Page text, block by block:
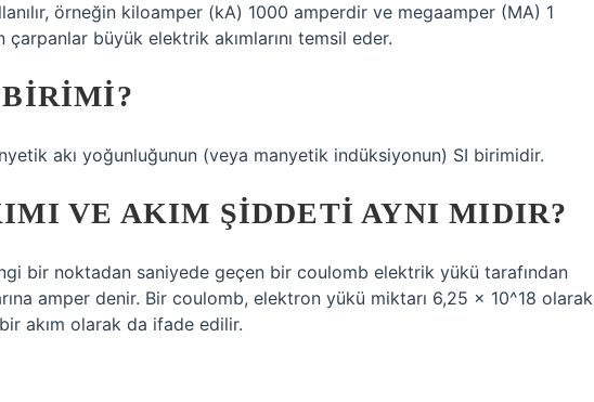
örneğin kiloamper (kA) 1000 amperdir ve megaamper (MA) 1
büyük elektrik akımlarını temsil eder.
akı yoğunluğunun (veya manyetik indüksiyonun) SI birimidir.
VE AKIM ŞIDDETI AYNI MIDIR?
bir noktadan saniyede geçen bir coulomb elektrik yükü tarafından
amper denir. Bir coulomb, elektron yükü miktarı 6,25 x 10^18 olarak
akım olarak da ifade edilir.